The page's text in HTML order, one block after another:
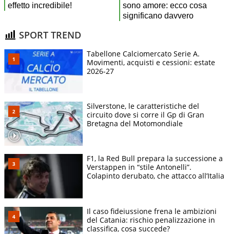
SPORT TREND
Tabellone Calciomercato Serie A.
Movimenti, acquisti e cessioni: estate
2026-27
Silverstone, le caratteristiche del
circuito dove si corre il Gp di Gran
Bretagna del Motomondiale
F1, la Red Bull prepara la successione a
Verstappen in “stile Antonelli”.
Colapinto derubato, che attacco all’Italia
Il caso fideiussione frena le ambizioni
del Catania: rischio penalizzazione in
classifica, cosa succede?